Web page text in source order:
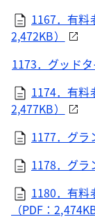
1167．有料
2,472KB）
1173．グッドタ
1174．有料
2,477KB）
1177．グラ
1178．グラ
1180．有料
（PDF：2,474KB